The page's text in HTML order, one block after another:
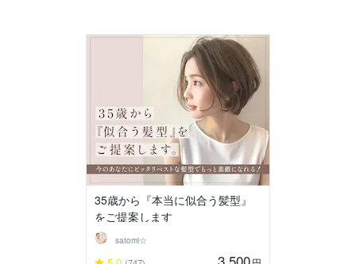
35歳から『本当に似合う髪型』
をご提案します
satomi☆